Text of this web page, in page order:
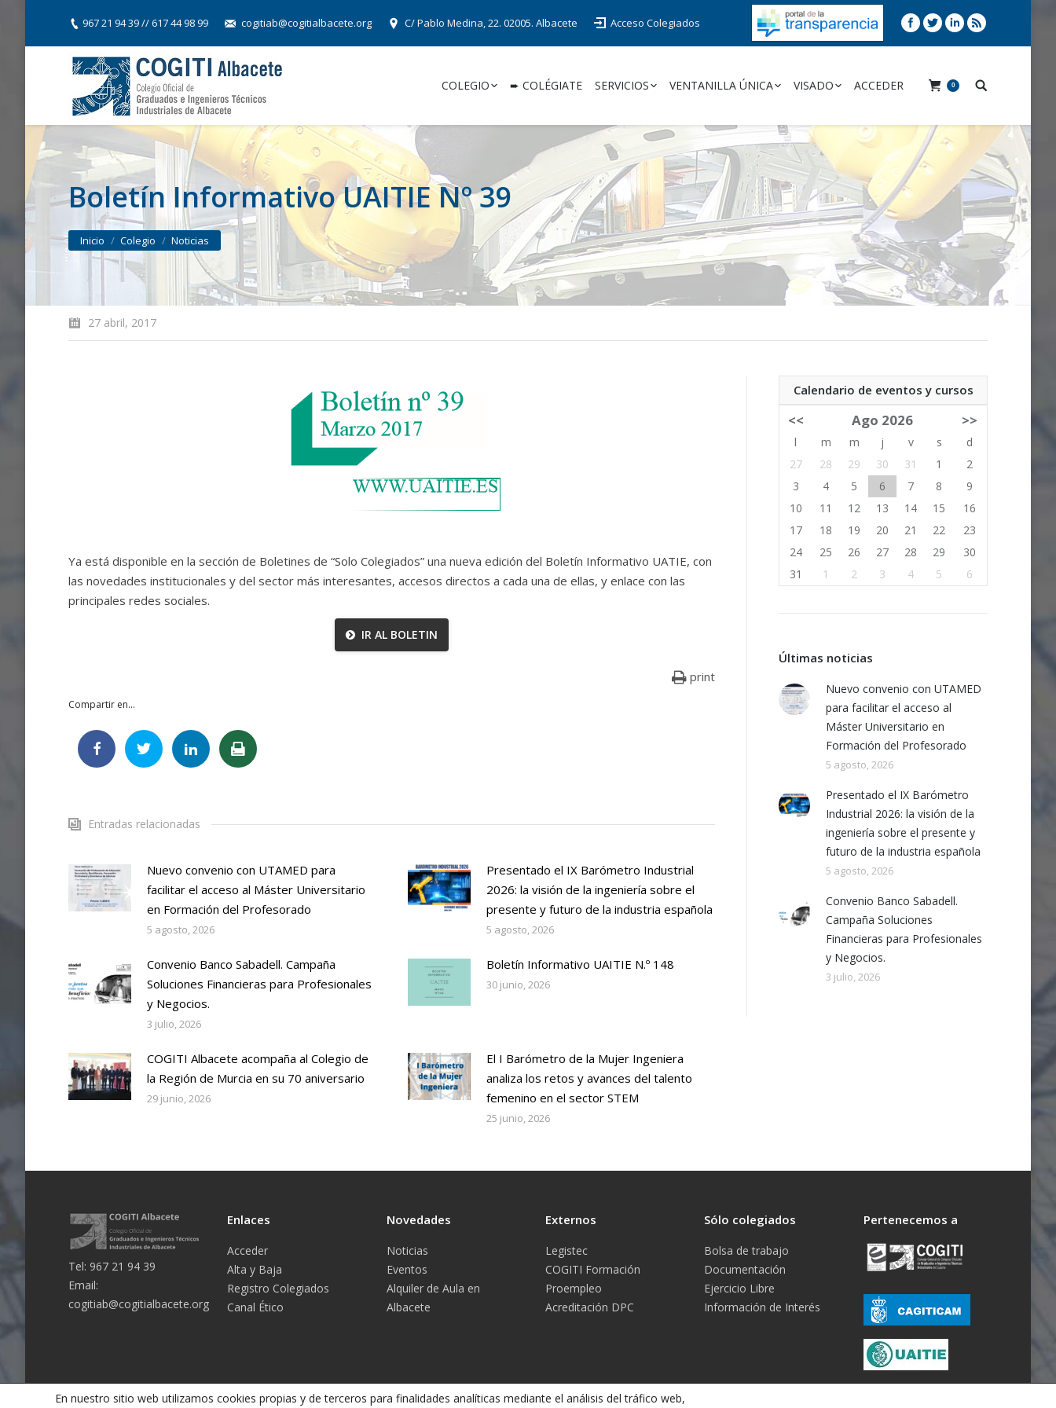
967 21 94 39 // 617 44 98 99 cogitiab@cogitialbacete.org C/ Pablo Medina, 22. 02005. Albacete Acceso Colegiados
COLEGIO ➨ COLÉGIATE SERVICIOS VENTANILLA ÚNICA VISADO ACCEDER 0
Boletín Informativo UAITIE Nº 39
You are here:
Inicio Colegio Noticias
27 abril, 2017
Ya está disponible en la sección de Boletines de “Solo Colegiados” una nueva edición del Boletín Informativo UATIE, con
las novedades institucionales y del sector más interesantes, accesos directos a cada una de ellas, y enlace con las
principales redes sociales.
IR AL BOLETIN
print
Compartir en...
Entradas relacionadas
Nuevo convenio con UTAMED para
facilitar el acceso al Máster Universitario
en Formación del Profesorado
5 agosto, 2026
Presentado el IX Barómetro Industrial
2026: la visión de la ingeniería sobre el
presente y futuro de la industria española
5 agosto, 2026
Convenio Banco Sabadell. Campaña
Soluciones Financieras para Profesionales
y Negocios.
3 julio, 2026
Boletín Informativo UAITIE N.º 148
30 junio, 2026
COGITI Albacete acompaña al Colegio de
la Región de Murcia en su 70 aniversario
29 junio, 2026
El I Barómetro de la Mujer Ingeniera
analiza los retos y avances del talento
femenino en el sector STEM
25 junio, 2026
Calendario de eventos y cursos
<< Ago 2026 >>
l m m j v s
d
27
28 29 30 31 1
2
3
4 5 6 7 8
9
10
11 12 13 14 15
16
17
18 19 20 21 22
23
24
25 26 27 28 29
30
31
1 2 3 4 5 6
Últimas noticias
Nuevo convenio con UTAMED
para facilitar el acceso al
Máster Universitario en
Formación del Profesorado
5 agosto, 2026
Presentado el IX Barómetro
Industrial 2026: la visión de la
ingeniería sobre el presente y
futuro de la industria española
5 agosto, 2026
Convenio Banco Sabadell.
Campaña Soluciones
Financieras para Profesionales
y Negocios.
3 julio, 2026
Tel: 967 21 94 39
Email:
cogitiab@cogitialbacete.org
Enlaces
Acceder
Alta y Baja
Registro Colegiados
Canal Ético
Novedades
Noticias
Eventos
Alquiler de Aula en
Albacete
Externos
Legistec
COGITI Formación
Proempleo
Acreditación DPC
Sólo colegiados
Bolsa de trabajo
Documentación
Ejercicio Libre
Información de Interés
Pertenecemos a
En nuestro sitio web utilizamos cookies propias y de terceros para finalidades analíticas mediante el análisis del tráfico web,